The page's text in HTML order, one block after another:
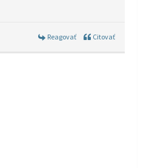
Reagovať Citovať